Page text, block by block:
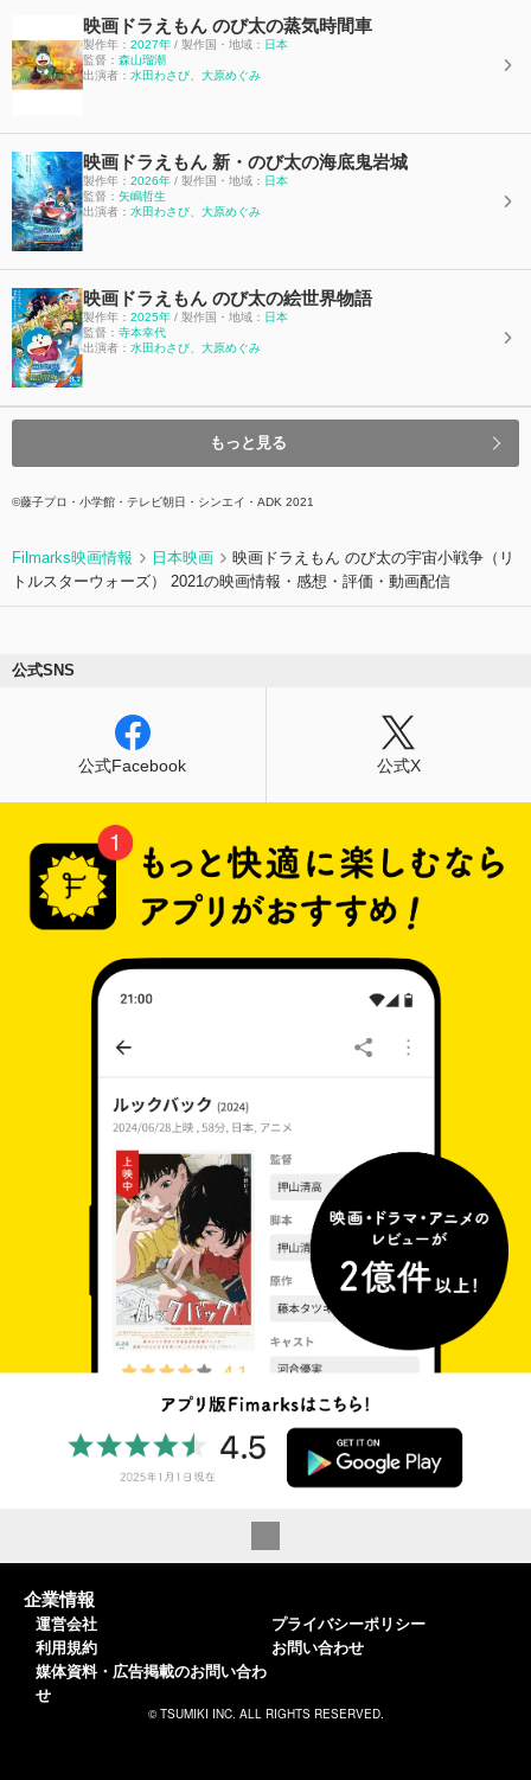
映画ドラえもん のび太の蒸気時間車
製作年： 2027年 / 製作国・地域： 日本
監督： 森山瑠潮
出演者： 水田わさび、 大原めぐみ
映画ドラえもん 新・のび太の海底鬼岩城
製作年： 2026年 / 製作国・地域： 日本
監督： 矢嶋哲生
出演者： 水田わさび、 大原めぐみ
映画ドラえもん のび太の絵世界物語
製作年： 2025年 / 製作国・地域： 日本
監督： 寺本幸代
出演者： 水田わさび、 大原めぐみ
もっと見る
©藤子プロ・小学館・テレビ朝日・シンエイ・ADK 2021
Filmarks映画情報 日本映画
映画ドラえもん のび太の宇宙小戦争（リ
トルスターウォーズ） 2021の映画情報・感想・評価・動画配信
公式SNS
公式Facebook 公式X
企業情報
運営会社
利用規約
媒体資料・広告掲載のお問い合わ
せ
プライバシーポリシー
お問い合わせ
© TSUMIKI INC. ALL RIGHTS RESERVED.